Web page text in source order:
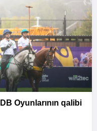
Oyunlarının qalibi